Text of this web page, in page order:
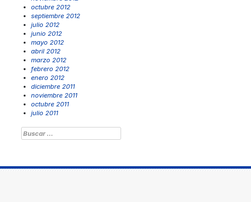
octubre 2012
septiembre 2012
julio 2012
junio 2012
mayo 2012
abril 2012
marzo 2012
febrero 2012
enero 2012
diciembre 2011
noviembre 2011
octubre 2011
julio 2011
Buscar: